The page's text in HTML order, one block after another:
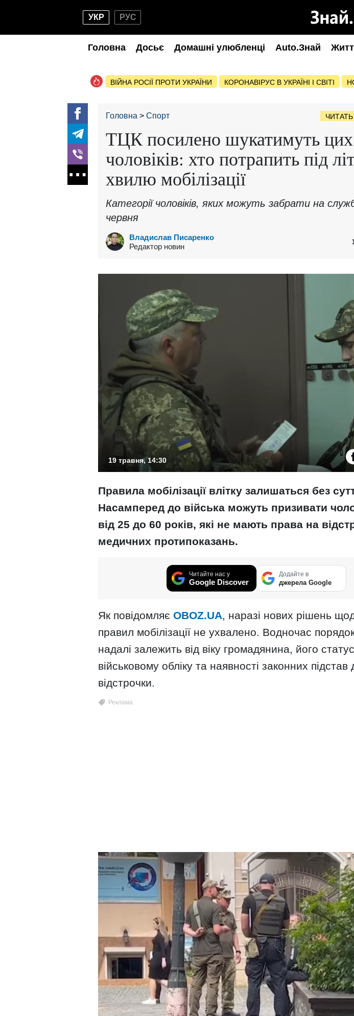
УКР РУС
Головна Досьє Домашні улюбленці Auto.Знай
ВІЙНА РОСІЇ ПРОТИ УКРАЇНИ КОРОНАВІРУС В УКРАЇНІ І СВІТІ
Головна Спорт
ТЦК посилено шукатимуть цих
чоловіків: хто потрапить під
хвилю мобілізації
Категорії чоловіків, яких можуть забрати на
червня
Владислав Писаренко
Редактор новин
19 травня, 14:30
Правила мобілізації влітку залишаться без
Насамперед до війська можуть призивати
від 25 до 60 років, які не мають права на
медичних протипоказань.
Читайте нас у
Google Discover
Додайте в
джерела Google
Як повідомляє OBOZ.UA , наразі нових рішень
правил мобілізації не ухвалено. Водночас
надалі залежить від віку громадянина, його
військовому обліку та наявності законних підстав
відстрочки.